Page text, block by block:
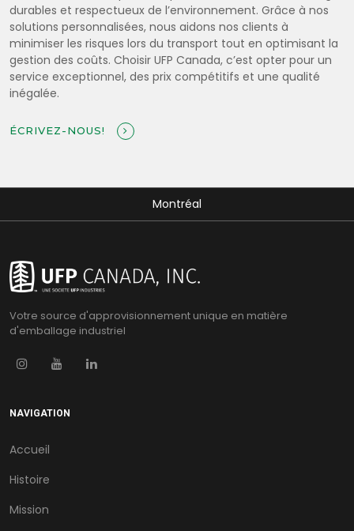
durables et respectueux de l’environnement. Grâce à nos
solutions personnalisées, nous aidons nos clients à
minimiser les risques lors du transport tout en optimisant la
gestion des coûts. Choisir UFP Canada, c’est opter pour un
service exceptionnel, des prix compétitifs et une qualité
inégalée.
ÉCRIVEZ-NOUS!
Montréal
Votre source d'approvisionnement unique en matière
d'emballage industriel
NAVIGATION
Accueil
Histoire
Mission